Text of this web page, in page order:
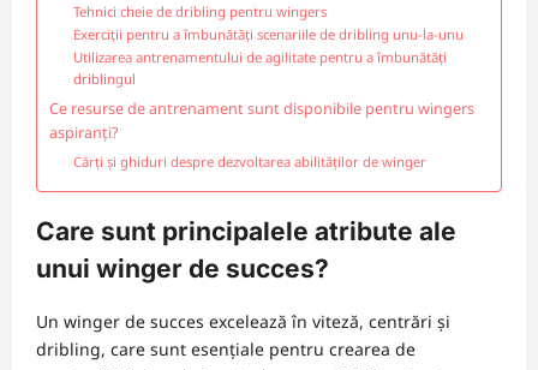
Tehnici cheie de dribling pentru wingers
Exerciții pentru a îmbunătăți scenariile de dribling unu-la-unu
Utilizarea antrenamentului de agilitate pentru a îmbunătăți
driblingul
Ce resurse de antrenament sunt disponibile pentru wingers
aspiranți?
Cărți și ghiduri despre dezvoltarea abilităților de winger
Care sunt principalele atribute ale
unui winger de succes?
Un winger de succes excelează în viteză, centrări și
dribling, care sunt esențiale pentru crearea de